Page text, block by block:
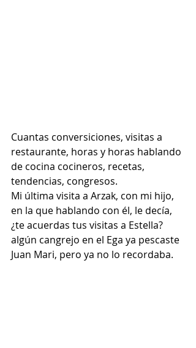
Cuantas conversiciones, visitas a
restaurante, horas y horas hablando
de cocina cocineros, recetas,
tendencias, congresos.
Mi última visita a Arzak, con mi hijo,
en la que hablando con él, le decía,
¿te acuerdas tus visitas a Estella?
algún cangrejo en el Ega ya pescaste
Juan Mari, pero ya no lo recordaba.